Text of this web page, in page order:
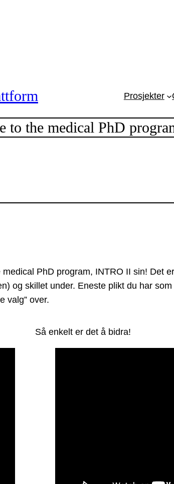
Prosjekter
to the medical PhD
PhD program, INTRO II sin! Det
og skillet under. Eneste plikt du har
valg” over.
Så enkelt er det å bidra!